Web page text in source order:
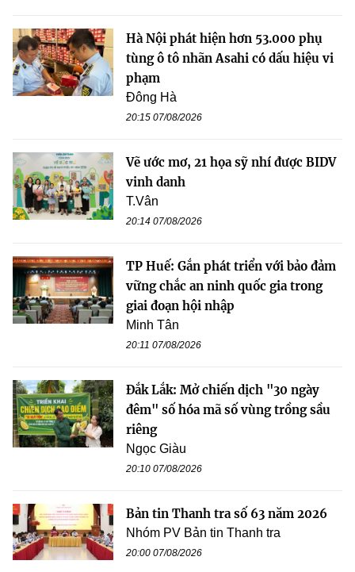
Hà Nội phát hiện hơn 53.000 phụ
tùng ô tô nhãn Asahi có dấu hiệu vi
phạm
Đông Hà
20:15 07/08/2026
Vẽ ước mơ, 21 họa sỹ nhí được BIDV
vinh danh
T.Vân
20:14 07/08/2026
TP Huế: Gắn phát triển với bảo đảm
vững chắc an ninh quốc gia trong
giai đoạn hội nhập
Minh Tân
20:11 07/08/2026
Đắk Lắk: Mở chiến dịch "30 ngày
đêm" số hóa mã số vùng trồng sầu
riêng
Ngọc Giàu
20:10 07/08/2026
Bản tin Thanh tra số 63 năm 2026
Nhóm PV Bản tin Thanh tra
20:00 07/08/2026